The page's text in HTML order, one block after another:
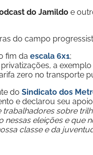
do Jamildo e
do campo
fim da escala 6x1;
a
zero no transporte
do Sindicato dos
e declarou seu
trabalhadores sobre
nessas eleições e que
classe e da